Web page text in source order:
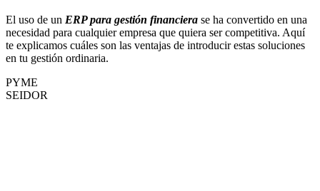
El uso de un ERP para gestión financiera se ha convertido en una
necesidad para cualquier empresa que quiera ser competitiva. Aquí
te explicamos cuáles son las ventajas de introducir estas soluciones
en tu gestión ordinaria.
PYME
SEIDOR